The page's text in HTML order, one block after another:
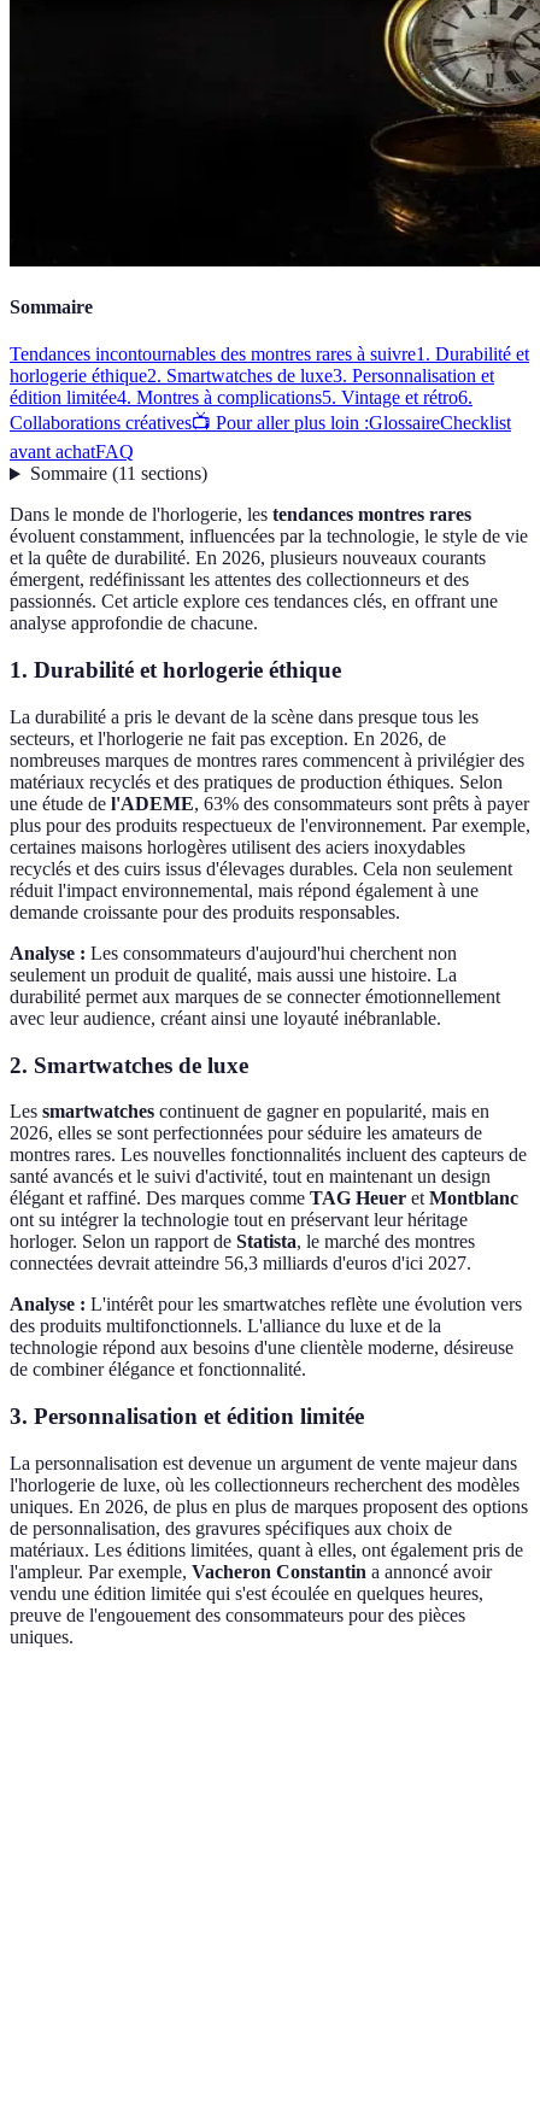
Sommaire
Tendances incontournables des montres rares à suivre1. Durabilité et
horlogerie éthique2. Smartwatches de luxe3. Personnalisation et
édition limitée4. Montres à complications5. Vintage et rétro6.
Collaborations créatives📺 Pour aller plus loin :GlossaireChecklist
avant achatFAQ
Sommaire(11 sections)
Dans le monde de l'horlogerie, les tendances montres rares
évoluent constamment, influencées par la technologie, le style de vie
et la quête de durabilité. En 2026, plusieurs nouveaux courants
émergent, redéfinissant les attentes des collectionneurs et des
passionnés. Cet article explore ces tendances clés, en offrant une
analyse approfondie de chacune.
1. Durabilité et horlogerie éthique
La durabilité a pris le devant de la scène dans presque tous les
secteurs, et l'horlogerie ne fait pas exception. En 2026, de
nombreuses marques de montres rares commencent à privilégier des
matériaux recyclés et des pratiques de production éthiques. Selon
une étude de l'ADEME, 63% des consommateurs sont prêts à payer
plus pour des produits respectueux de l'environnement. Par exemple,
certaines maisons horlogères utilisent des aciers inoxydables
recyclés et des cuirs issus d'élevages durables. Cela non seulement
réduit l'impact environnemental, mais répond également à une
demande croissante pour des produits responsables.
Analyse : Les consommateurs d'aujourd'hui cherchent non
seulement un produit de qualité, mais aussi une histoire. La
durabilité permet aux marques de se connecter émotionnellement
avec leur audience, créant ainsi une loyauté inébranlable.
2. Smartwatches de luxe
Les smartwatches continuent de gagner en popularité, mais en
2026, elles se sont perfectionnées pour séduire les amateurs de
montres rares. Les nouvelles fonctionnalités incluent des capteurs de
santé avancés et le suivi d'activité, tout en maintenant un design
élégant et raffiné. Des marques comme TAG Heuer et Montblanc
ont su intégrer la technologie tout en préservant leur héritage
horloger. Selon un rapport de Statista, le marché des montres
connectées devrait atteindre 56,3 milliards d'euros d'ici 2027.
Analyse : L'intérêt pour les smartwatches reflète une évolution vers
des produits multifonctionnels. L'alliance du luxe et de la
technologie répond aux besoins d'une clientèle moderne, désireuse
de combiner élégance et fonctionnalité.
3. Personnalisation et édition limitée
La personnalisation est devenue un argument de vente majeur dans
l'horlogerie de luxe, où les collectionneurs recherchent des modèles
uniques. En 2026, de plus en plus de marques proposent des options
de personnalisation, des gravures spécifiques aux choix de
matériaux. Les éditions limitées, quant à elles, ont également pris de
l'ampleur. Par exemple, Vacheron Constantin a annoncé avoir
vendu une édition limitée qui s'est écoulée en quelques heures,
preuve de l'engouement des consommateurs pour des pièces
uniques.